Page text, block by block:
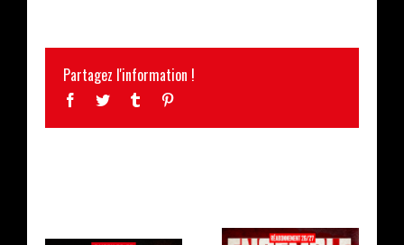
Partagez l'information !
Facebook
Twitter Tumblr